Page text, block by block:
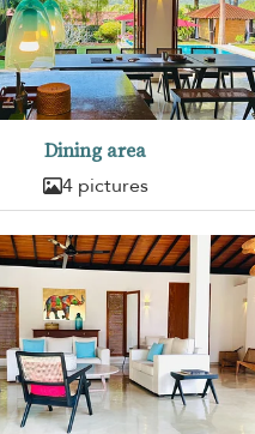
Dining area
4 pictures